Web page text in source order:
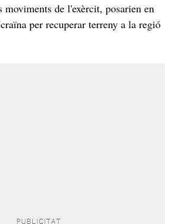
moviments de l'exèrcit, posarien en
per recuperar terreny a la regió